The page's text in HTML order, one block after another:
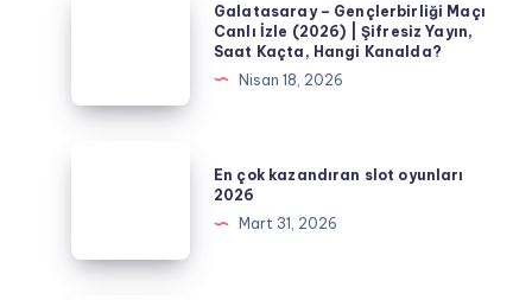
Tahminler
Canlı
Yayın,
Galatasaray – Gençlerbirliği Maçı
Canlı İzle (2026) | Şifresiz Yayın,
Saat Kaçta, Hangi Kanalda?
Nisan 18, 2026
oyunları
En çok kazandıran slot oyunları
2026
Mart 31, 2026